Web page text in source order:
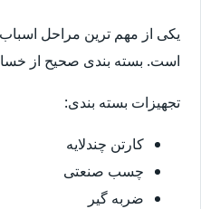
یکی از مهم ترین مراحل
است. بسته بندی صحیح از
تجهیزات بسته بندی:
کارتن چندلایه
چسب صنعتی
ضربه گیر